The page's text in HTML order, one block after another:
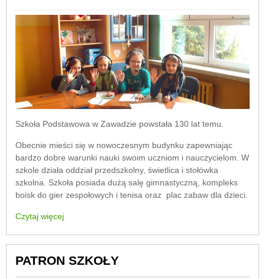
Szkoła Podstawowa w Zawadzie powstała 130 lat temu.
Obecnie mieści się w nowoczesnym budynku zapewniając
bardzo dobre warunki nauki swoim uczniom i nauczycielom. W
szkole działa oddział przedszkolny, świetlica i stołówka
szkolna. Szkoła posiada dużą salę gimnastyczną, kompleks
boisk do gier zespołowych i tenisa oraz plac zabaw dla dzieci.
Czytaj więcej
PATRON SZKOŁY